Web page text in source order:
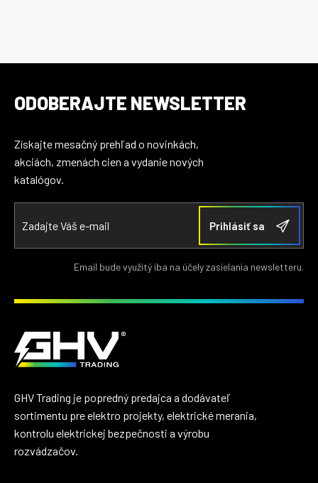
ODOBERAJTE NEWSLETTER
Získajte mesačný prehľad o novinkách,
akciách, zmenách cien a vydanie nových
katalógov.
Email bude využitý iba na účely zasielania newsletteru.
GHV Trading je popredný predajca a dodávateľ
sortimentu pre elektro projekty, elektrické merania,
kontrolu elektrickej bezpečnosti a výrobu
rozvádzačov.